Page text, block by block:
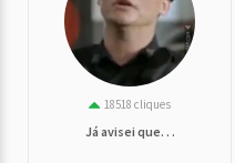
18518 cliques
Já avisei que. . .